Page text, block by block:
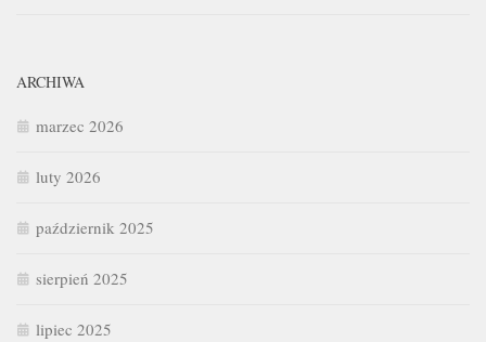
ARCHIWA
marzec 2026
luty 2026
październik 2025
sierpień 2025
lipiec 2025